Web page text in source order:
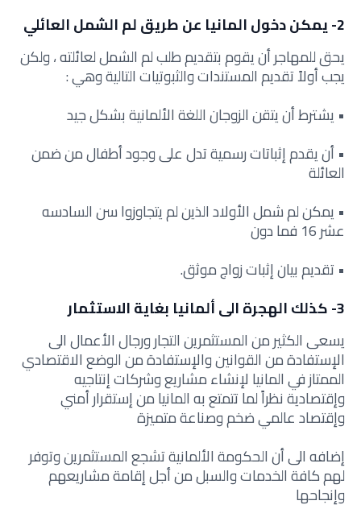
2- يمكن دخول المانيا عن طريق لم الشمل العائلي
يحق للمهاجر أن يقوم بتقديم طلب لم الشمل لعائلته ، ولكن
يجب أولاً تقديم المستندات والثبوتيات التالية وهي :
• يشترط أن يتقن الزوجان اللغة الألمانية بشكل جيد
• أن يقدم إثباتات رسمية تدل على وجود أطفال من ضمن
العائلة
• يمكن لم شمل الأولاد الذين لم يتجاوزوا سن السادسه
عشر 16 فما دون
• تقديم بيان إثبات زواج موثق.
3- كذلك الهجرة الى ألمانيا بغاية الاستثمار
يسعى الكثير من المستثمرين التجار ورجال الأعمال الى
الإستفادة من القوانين والإستفادة من الوضع الاقتصادي
الممتاز في المانيا لإنشاء مشاريع وشركات إنتاجيه
وإقتصادية نظراً لما تتمتع به المانيا من إستقرار أمني
وإقتصاد عالمي ضخم وصناعة متميزة
إضافه الى أن الحكومة الألمانية تشجع المستثمرين وتوفر
لهم كافة الخدمات والسبل من أجل إقامة مشاريعهم
وإنجاحها